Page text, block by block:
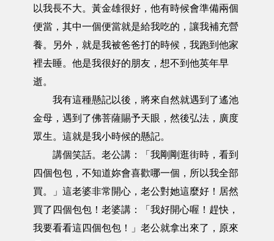
以我長不大。黃金雄很好，他有時候會準備兩個
便當，其中一個便當就是給我吃的，讓我補充營
養。另外，就是我被爸爸打的時候，我跑到他家
裡去睡。他是我很好的朋友，想不到他英年早
逝。
我有這種懸記以後，將來自然就遇到了遙池
金母，遇到了佛菩薩賜予天眼，然後弘法，廣度
眾生。這就是我小時候的懸記。
講個笑話。老公講：「我剛剛逛街時，看到
四個包包，不知道妳會喜歡哪一個，所以我全部
買。」這老婆非常開心，老公對她這麼好！居然
買了四個包包！老婆講：「我好開心喔！趕快，
我要看看這四個包包！」老公就拿出來了，原來